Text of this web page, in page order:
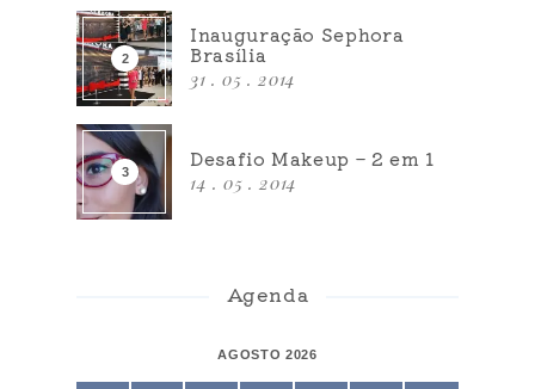
Inauguração Sephora
Brasília
31 . 05 . 2014
Desafio Makeup – 2 em 1
14 . 05 . 2014
Agenda
AGOSTO 2026